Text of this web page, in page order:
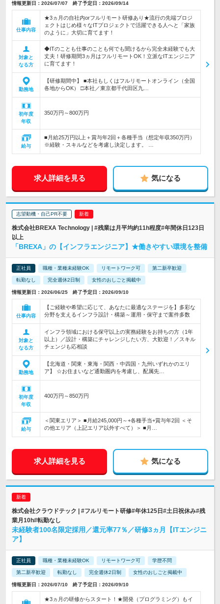
情報更新日：2026/07/07 終了予定日：2026/09/14
仕事内容
★3ヵ月の自社内orフルリモート研修あり★流行の先端プロジ
ェクトはじめ様々なITプロジェクトで活躍できる人へと「家族
のように」大切に育てます！
対象と
なる方
◆ITのことも仕事のことも何でも聞けるから完全未経験でも大
丈夫！研修期間3ヵ月はフルリモートOK！立派なITエンジニア
に育てます！
勤務地
【研修期間中】 ■本社もしくはフルリモートオンライン（全国
各地からOK） □本社／東京都千代田区九…
初年度
年収
350万円～800万円
給与
■月給25万円以上＋賞与年2回＋各種手当（想定年収350万円）
※経験・スキルなどを考慮し決定します。 …
求人詳細を見る 気になる
志望動機・自己PR不要
株式会社BREXA Technology | #残業は月平均約11h程度#年間休日123日
以上
「BREXA」の【インフラエンジニア】★働きやすい環境を整備
正社員 職種・業種未経験OK リモートワーク可 第二新卒歓迎
転勤なし 完全週休2日制 女性のおしごと掲載中
情報更新日：2026/06/25 終了予定日：2026/09/10
仕事内容
【ご経験や希望に応じて、あなたに最適なステージを】多彩な
分野を支えるインフラ設計・構築～運用・保守まで案件多数
対象と
なる方
インフラ領域における保守以上の実務経験をお持ちの方（1年
以上）／設計・構築にチャレンジしたい方、大歓迎！／スキル
チェンジも応相談
勤務地
【北海道・関東・東海・関西・中四国・九州いずれかのエリ
ア】 ☆お住まいなど通勤圏内を考慮し、配属先…
初年度
年収
400万円～850万円
給与
＜関東エリア＞ ■月給245,000円～+各種手当+賞与年2回 ＜そ
の他エリア（上記エリア以外すべて）＞ ■月…
求人詳細を見る 気になる
株式会社クラウドテック | #フルリモート研修#年休125日#土日祝休み#残
業月10h#転勤なし
未経験者100名限定採用／還元率77％／研修3ヵ月【ITエンジニ
ア】
正社員 職種・業種未経験OK リモートワーク可 学歴不問
第二新卒歓迎 転勤なし 完全週休2日制 女性のおしごと掲載中
情報更新日：2026/07/10 終了予定日：2026/09/10
★3ヵ月の研修からスタート！★開発（プログラミング）もイ